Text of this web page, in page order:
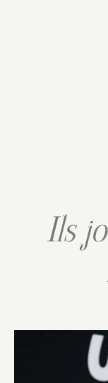
Ils